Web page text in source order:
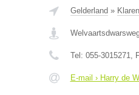
Gelderland »
Tel: 055-3015271,
E-mail › Harry de